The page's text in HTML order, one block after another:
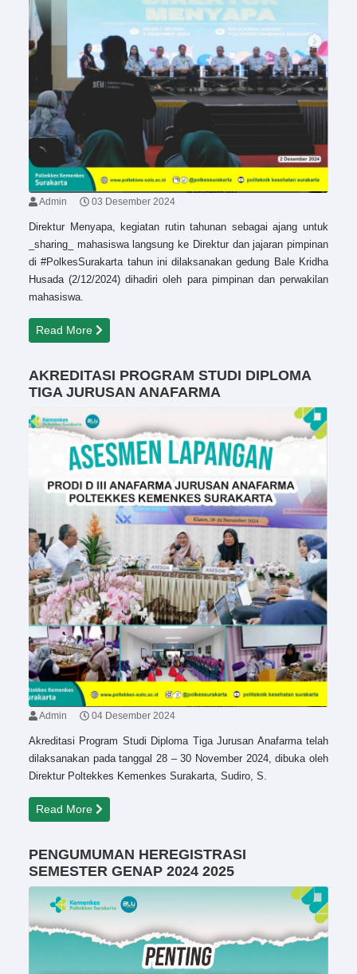
Admin 03 Desember 2024
Direktur Menyapa, kegiatan rutin tahunan sebagai ajang untuk
_sharing_ mahasiswa langsung ke Direktur dan jajaran pimpinan
di #PolkesSurakarta tahun ini dilaksanakan gedung Bale Kridha
Husada (2/12/2024) dihadiri oleh para pimpinan dan perwakilan
mahasiswa.
Read More
AKREDITASI PROGRAM STUDI DIPLOMA
TIGA JURUSAN ANAFARMA
Admin 04 Desember 2024
Akreditasi Program Studi Diploma Tiga Jurusan Anafarma telah
dilaksanakan pada tanggal 28 – 30 November 2024, dibuka oleh
Direktur Poltekkes Kemenkes Surakarta, Sudiro, S.
Read More
PENGUMUMAN HEREGISTRASI
SEMESTER GENAP 2024 2025